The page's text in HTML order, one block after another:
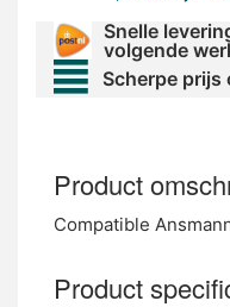
Snelle
volgende
Scherpe prijs
Product
Compatible
Product